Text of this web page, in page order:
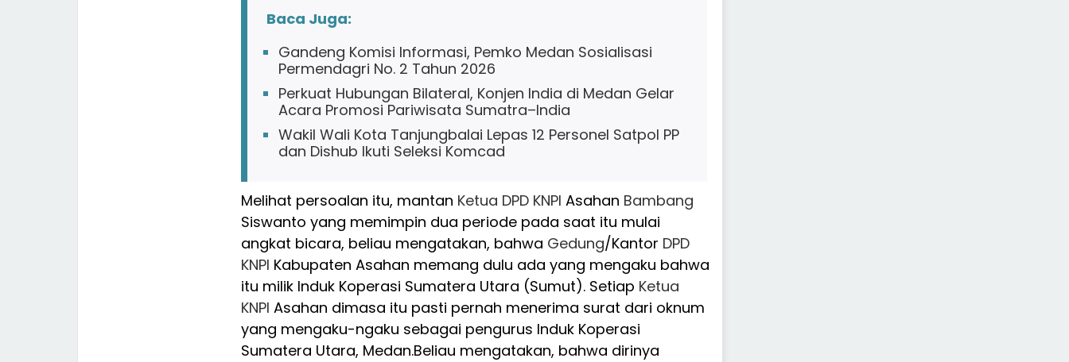
Baca Juga:
Gandeng Komisi Informasi, Pemko Medan Sosialisasi
Permendagri No. 2 Tahun 2026
Perkuat Hubungan Bilateral, Konjen India di Medan Gelar
Acara Promosi Pariwisata Sumatra–India
Wakil Wali Kota Tanjungbalai Lepas 12 Personel Satpol PP
dan Dishub Ikuti Seleksi Komcad
Melihat persoalan itu, mantan Ketua DPD KNPI Asahan Bambang
Siswanto yang memimpin dua periode pada saat itu mulai
angkat bicara, beliau mengatakan, bahwa Gedung/Kantor DPD
KNPI Kabupaten Asahan memang dulu ada yang mengaku bahwa
itu milik Induk Koperasi Sumatera Utara (Sumut). Setiap Ketua
KNPI Asahan dimasa itu pasti pernah menerima surat dari oknum
yang mengaku-ngaku sebagai pengurus Induk Koperasi
Sumatera Utara, Medan.Beliau mengatakan, bahwa dirinya